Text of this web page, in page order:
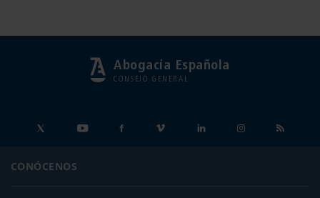
Abogacía Española
CONSEJO GENERAL
CONÓCENOS